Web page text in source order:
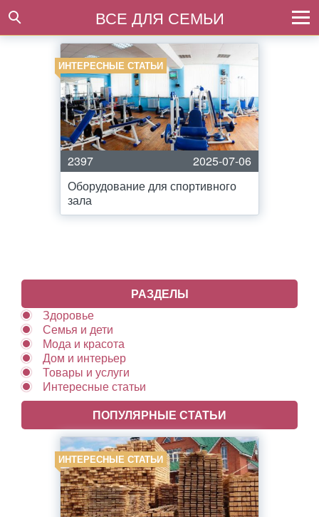
ВСЕ ДЛЯ СЕМЬИ
ИНТЕРЕСНЫЕ СТАТЬИ
2397
2025-07-06
Оборудование для спортивного
зала
РАЗДЕЛЫ
Здоровье
Семья и дети
Мода и красота
Дом и интерьер
Товары и услуги
Интересные статьи
ПОПУЛЯРНЫЕ СТАТЬИ
ИНТЕРЕСНЫЕ СТАТЬИ